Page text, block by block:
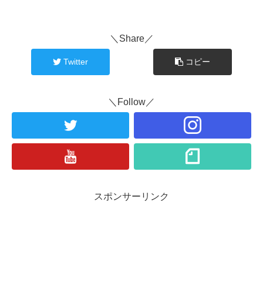
＼Share／
Twitter コピー
＼Follow／
スポンサーリンク